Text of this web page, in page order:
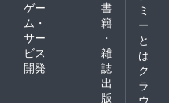
ゲー
ム・
サー
ビス
開発
書
籍
・
雑
誌
出
版
ミ
ー
と
は
ク
ラ
ウ